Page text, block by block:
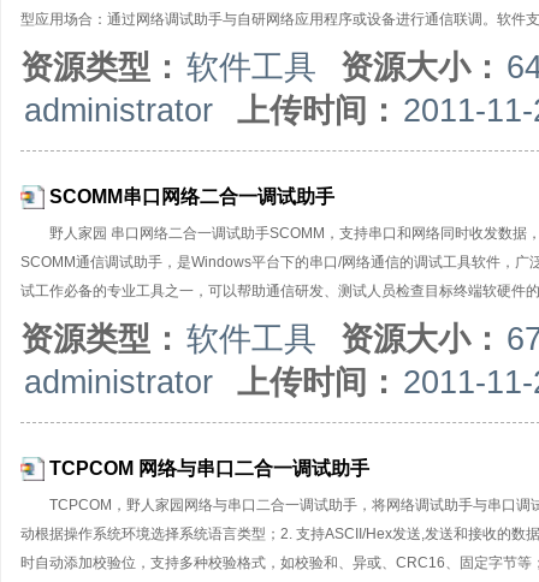
型应用场合：通过网络调试助手与自研网络应用程序或设备进行通信联调。软
时，可以支持TCPServer防火墙，通过黑白名单管控客户端接入；支持单播/组
进制和ASCII码之间任意转换；可以自动发送校验位，支持多种校验格式；支持
复功能；支持间隔发送，循环发送，批处理发送，输入数据可以从外部文件导
资源类型： 软件工具 资源大小：
administrator
上传时间： 2011-
SCOMM串口网络二合一调试助手
野人家园 串口网络二合一调试助手SCOMM，支持串口和网络同时收发数
SCOMM通信调试助手，是Windows平台下的串口/网络通信的调试工具软件，
试工作必备的专业工具之一，可以帮助通信研发、测试人员检查目标终端软硬
SCOMM通信调试助手是绿色软件，无需安装，只有一个执行文件，适用于各
信调试助手（使用不同的通信端口）。典型应用场合：使用本通信调试软件对
可自由设置串口号、波特率、校验位、数据位和停止位等（支持自定义非标准
资源类型： 软件工具 资源大小：
administrator
上传时间： 2011-
TCPCOM 网络与串口二合一调试助手
TCPCOM，野人家园网络与串口二合一调试助手，将网络调试助手与串口
动根据操作系统环境选择系统语言类型；2. 支持ASCII/Hex发送,发送和接收的
时自动添加校验位，支持多种校验格式，如校验和、异或、CRC16、固定字节